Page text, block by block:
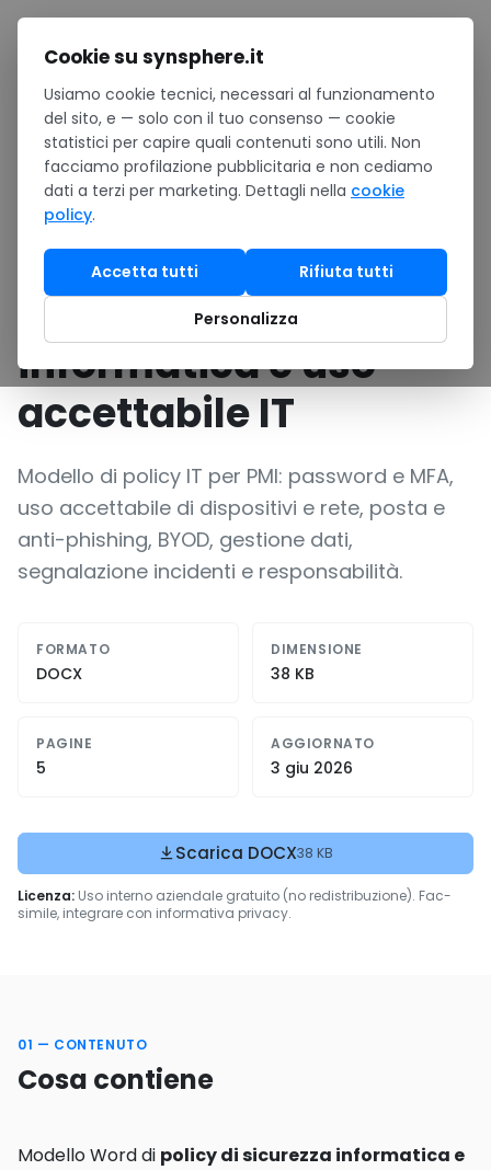
Salta al contenuto
Home / Risorse Download /
Template Word: policy di sicurezza informatica e uso
accettabile IT
TEMPLATE WORD
Template Word:
policy di sicurezza
informatica e uso
accettabile IT
Modello di policy IT per PMI: password e MFA,
uso accettabile di dispositivi e rete, posta e
anti-phishing, BYOD, gestione dati,
segnalazione incidenti e responsabilità.
FORMATO
DOCX
DIMENSIONE
38 KB
PAGINE
5
AGGIORNATO
3 giu 2026
Scarica DOCX38 KB
Licenza: Uso interno aziendale gratuito (no redistribuzione). Fac-
simile, integrare con informativa privacy.
01 — CONTENUTO
Cosa contiene
Modello Word di policy di sicurezza informatica e
Cookie su synsphere.it
Usiamo cookie tecnici, necessari al funzionamento
del sito, e — solo con il tuo consenso — cookie
statistici per capire quali contenuti sono utili. Non
facciamo profilazione pubblicitaria e non cediamo
dati a terzi per marketing. Dettagli nella cookie
policy.
Accetta tutti Rifiuta tutti
Personalizza